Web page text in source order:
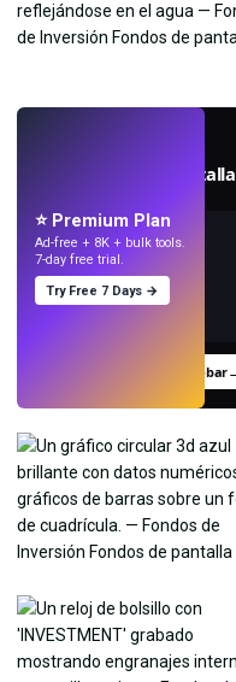
Crea fondos de pantalla
Probar→
⭐ Premium Plan
Ad-free + 8K + bulk tools.
7-day free trial.
Try Free 7 Days →